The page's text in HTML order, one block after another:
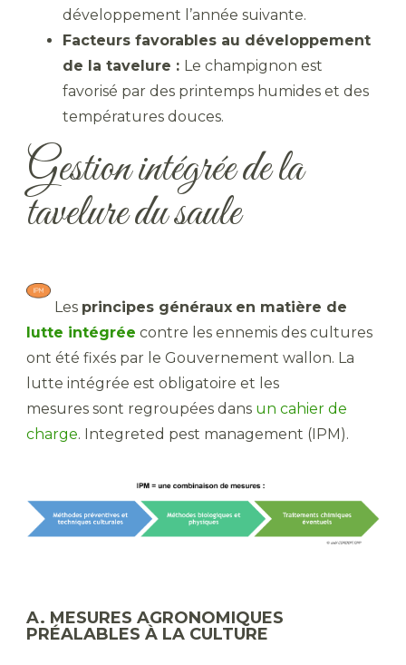
développement l’année suivante.
Facteurs favorables au développement
de la tavelure : Le champignon est
favorisé par des printemps humides et des
températures douces.
Gestion intégrée de la
tavelure du saule
​ Les principes généraux en matière de
lutte intégrée contre les ennemis des cultures
ont été fixés par le Gouvernement wallon. La
lutte intégrée est obligatoire et les
mesures sont regroupées dans un cahier de
charge. Integreted pest management (IPM).
A. MESURES AGRONOMIQUES
PRÉALABLES À LA CULTURE